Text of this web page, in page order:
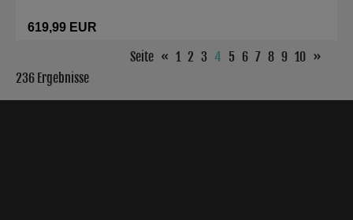
619,99 EUR
Seite « 1 2 3 4 5 6 7 8 9 10 »
236 Ergebnisse